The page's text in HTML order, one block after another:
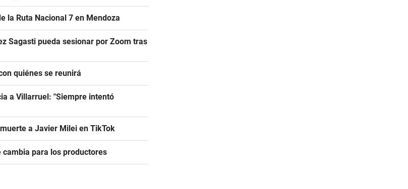
la Ruta Nacional 7 en Mendoza
Sagasti pueda sesionar por Zoom tras
quiénes se reunirá
a Villarruel: "Siempre intentó
a Javier Milei en TikTok
para los productores